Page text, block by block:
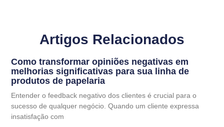
Artigos Relacionados
Como transformar opiniões negativas em
melhorias significativas para sua linha de
produtos de papelaria
Entender o feedback negativo dos clientes é crucial para o
sucesso de qualquer negócio. Quando um cliente expressa
insatisfação com